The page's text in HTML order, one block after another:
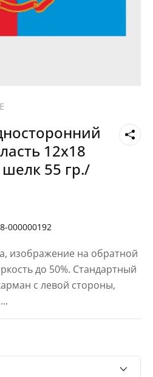
12х18
55 гр./
000000192
изображение на обратной
до 50%. Стандартный
с левой стороны,
...